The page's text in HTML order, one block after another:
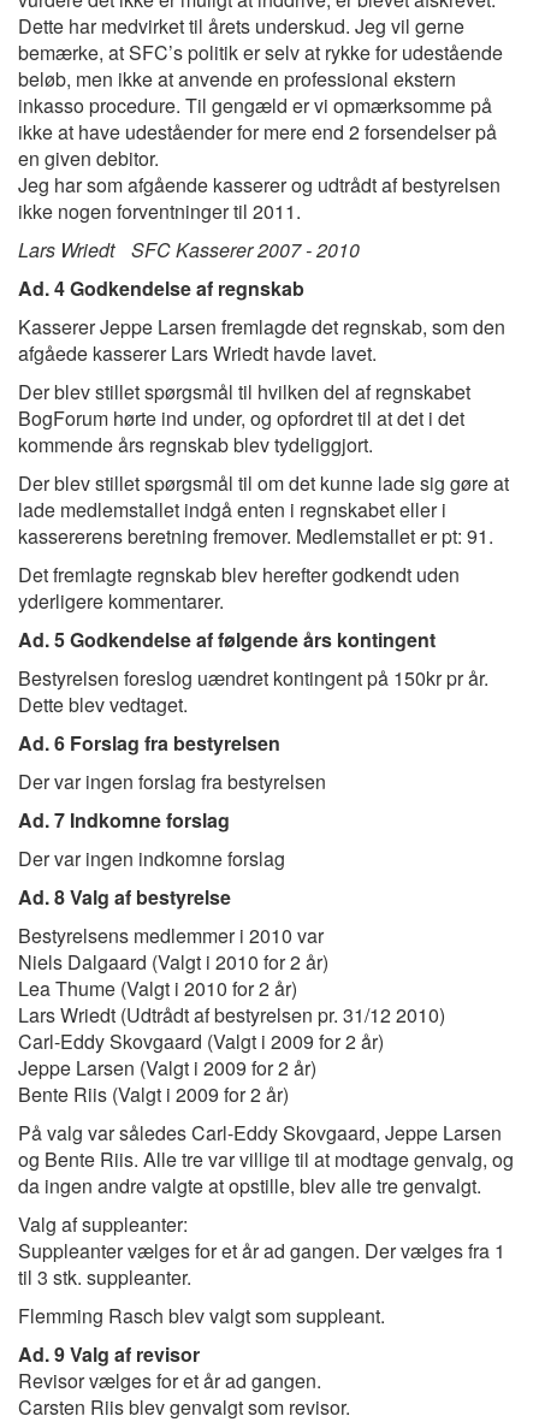
Dette har medvirket til årets underskud. Jeg vil gerne
bemærke, at SFC’s politik er selv at rykke for udestående
beløb, men ikke at anvende en professional ekstern
inkasso procedure. Til gengæld er vi opmærksomme på
ikke at have udeståender for mere end 2 forsendelser på
en given debitor.
Jeg har som afgående kasserer og udtrådt af bestyrelsen
ikke nogen forventninger til 2011.
Lars Wriedt SFC Kasserer 2007 - 2010
Ad. 4 Godkendelse af regnskab
Kasserer Jeppe Larsen fremlagde det regnskab, som den
afgåede kasserer Lars Wriedt havde lavet.
Der blev stillet spørgsmål til hvilken del af regnskabet
BogForum hørte ind under, og opfordret til at det i det
kommende års regnskab blev tydeliggjort.
Der blev stillet spørgsmål til om det kunne lade sig gøre at
lade medlemstallet indgå enten i regnskabet eller i
kassererens beretning fremover. Medlemstallet er pt: 91.
Det fremlagte regnskab blev herefter godkendt uden
yderligere kommentarer.
Ad. 5 Godkendelse af følgende års kontingent
Bestyrelsen foreslog uændret kontingent på 150kr pr år.
Dette blev vedtaget.
Ad. 6 Forslag fra bestyrelsen
Der var ingen forslag fra bestyrelsen
Ad. 7 Indkomne forslag
Der var ingen indkomne forslag
Ad. 8 Valg af bestyrelse
Bestyrelsens medlemmer i 2010 var
Niels Dalgaard (Valgt i 2010 for 2 år)
Lea Thume (Valgt i 2010 for 2 år)
Lars Wriedt (Udtrådt af bestyrelsen pr. 31/12 2010)
Carl-Eddy Skovgaard (Valgt i 2009 for 2 år)
Jeppe Larsen (Valgt i 2009 for 2 år)
Bente Riis (Valgt i 2009 for 2 år)
På valg var således Carl-Eddy Skovgaard, Jeppe Larsen
og Bente Riis. Alle tre var villige til at modtage genvalg, og
da ingen andre valgte at opstille, blev alle tre genvalgt.
Valg af suppleanter:
Suppleanter vælges for et år ad gangen. Der vælges fra 1
til 3 stk. suppleanter.
Flemming Rasch blev valgt som suppleant.
Ad. 9 Valg af revisor
Revisor vælges for et år ad gangen.
Carsten Riis blev genvalgt som revisor.